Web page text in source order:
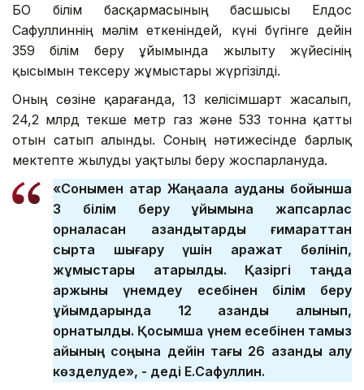
БҚО білім басқармасының басшысы Елдос
Сафуллиннің мәлім еткеніндей, күні бүгінге дейін
359 білім беру ұйымында жылыту жүйесінің
қысымын тексеру жұмыстары жүргізілді.
Оның сөзіне қарағанда, 13 келісімшарт жасалып,
24,2 млрд текше метр газ және 533 тонна қатты
отын сатып алынды. Соның нәтижесінде барлық
мектепте жылуды уақтылы беру жоспарлануда.
«Сонымен қатар Жаңақала ауданы бойынша
3 білім беру ұйымына жапсарлас
орналасқан қазандықтарды ғимараттан
сыртқа шығару үшін қаражат бөлініп,
жұмыстары атқарылды. Қазіргі таңда
қаржыны үнемдеу есебінен білім беру
ұйымдарында 12 қазандық алынып,
орнатылды. Қосымша үнем есебінен тамыз
айының соңына дейін тағы 26 қазандық алу
көзделуде», - деді Е.Сафуллин.